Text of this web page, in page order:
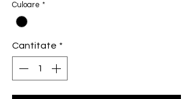
Culoare *
Cantitate *